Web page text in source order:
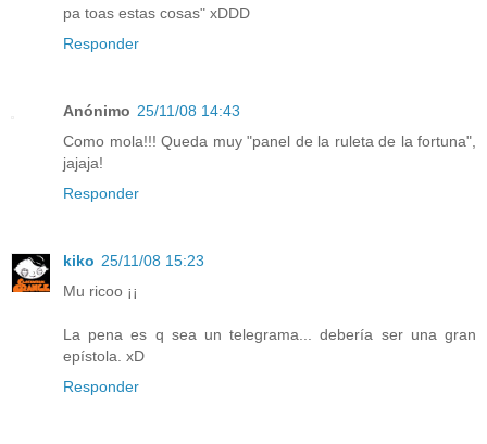
pa toas estas cosas" xDDD
Responder
Anónimo 25/11/08 14:43
Como mola!!! Queda muy "panel de la ruleta de la fortuna",
jajaja!
Responder
kiko 25/11/08 15:23
Mu ricoo ¡¡
La pena es q sea un telegrama... debería ser una gran
epístola. xD
Responder